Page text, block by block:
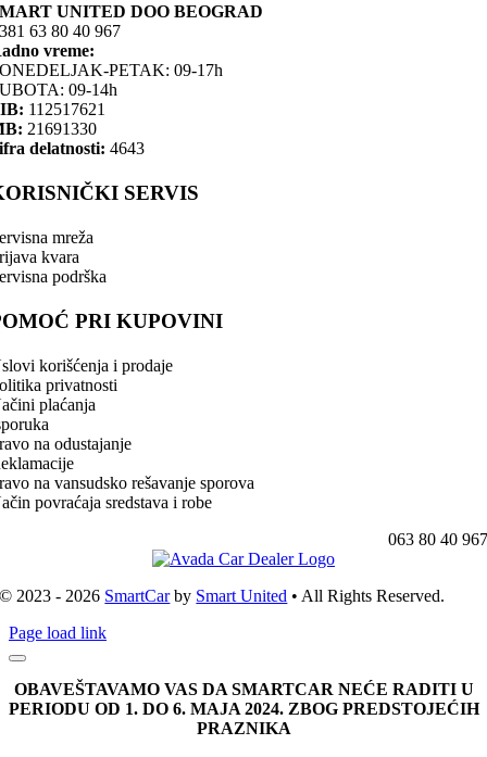
UNITED DOO BEOGRAD
63 80 40 967
vreme:
PETAK: 09-17h
09-14h
112517621
21691330
delatnosti: 4643
SERVIS
mreža
kvara
podrška
PRI KUPOVINI
korišćenja i prodaje
privatnosti
plaćanja
na odustajanje
na vansudsko rešavanje sporova
povraćaja sredstava i robe
063 80 40 967
© 2023 - 2026 SmartCarby Smart United • All Rights Reserved.
Page load link
OBAVEŠTAVAMO VAS DA SMARTCAR NEĆE RADITI U
PERIODU OD 1. DO 6. MAJA 2024. ZBOG PREDSTOJEĆIH
PRAZNIKA